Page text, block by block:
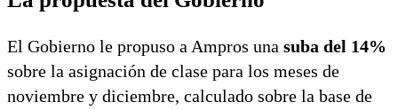
El Gobierno le propuso a Ampros una suba del 14%
sobre la asignación de clase para los meses de
noviembre y diciembre, calculado sobre la base de